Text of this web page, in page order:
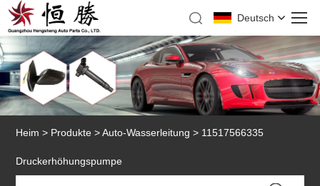
Deutsch
Heim > Produkte >Auto-Wasserleitung > 11517566335
Druckerhöhungspumpe